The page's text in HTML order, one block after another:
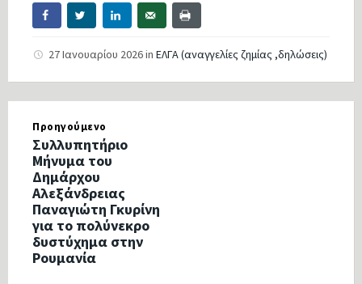
27 Ιανουαρίου 2026in ΕΛΓΑ (αναγγελίες ζημίας ,δηλώσεις)
Προηγούμενο
Συλλυπητήριο
Μήνυμα του
Δημάρχου
Αλεξάνδρειας
Παναγιώτη Γκυρίνη
για το πολύνεκρο
δυστύχημα στην
Ρουμανία